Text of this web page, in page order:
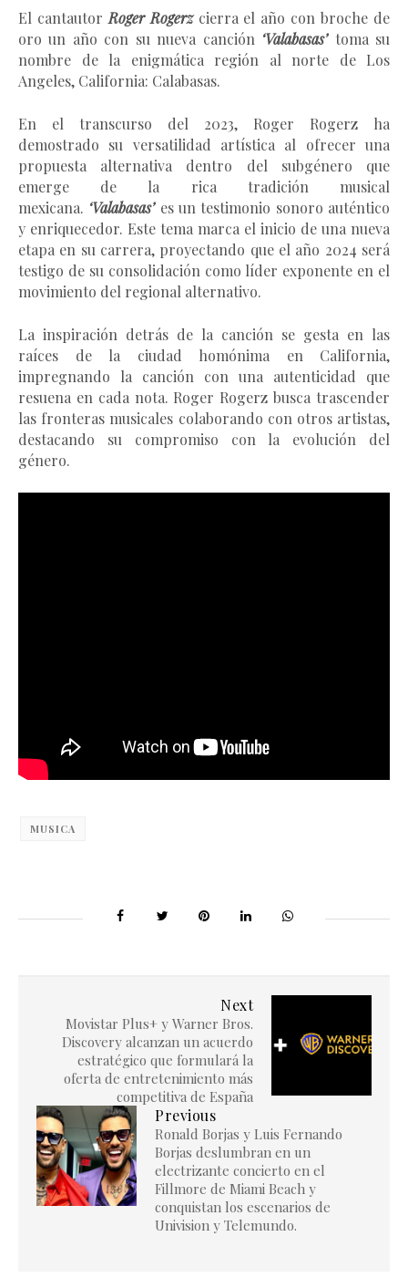
El cantautor Roger Rogerz cierra el año con broche de
oro un año con su nueva canción ‘Valabasas’ toma su
nombre de la enigmática región al norte de Los
Angeles, California: Calabasas.
En el transcurso del 2023, Roger Rogerz ha
demostrado su versatilidad artística al ofrecer una
propuesta alternativa dentro del subgénero que
emerge de la rica tradición musical
mexicana. ‘Valabasas’es un testimonio sonoro auténtico
y enriquecedor. Este tema marca el inicio de una nueva
etapa en su carrera, proyectando que el año 2024 será
testigo de su consolidación como líder exponente en el
movimiento del regional alternativo.
La inspiración detrás de la canción se gesta en las
raíces de la ciudad homónima en California,
impregnando la canción con una autenticidad que
resuena en cada nota. Roger Rogerz busca trascender
las fronteras musicales colaborando con otros artistas,
destacando su compromiso con la evolución del
género.
MUSICA
Next
Movistar Plus+ y Warner Bros.
Discovery alcanzan un acuerdo
estratégico que formulará la
oferta de entretenimiento más
competitiva de España
Previous
Ronald Borjas y Luis Fernando
Borjas deslumbran en un
electrizante concierto en el
Fillmore de Miami Beach y
conquistan los escenarios de
Univision y Telemundo.